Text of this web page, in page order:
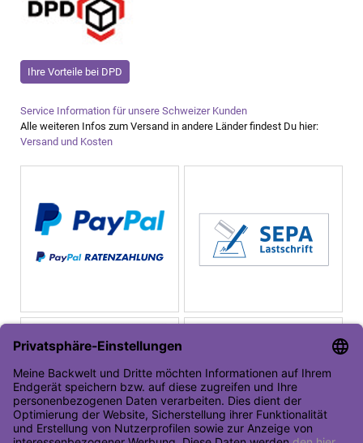
Ihre Vorteile bei DPD
Service Information für unsere Schweizer Kunden
Alle weiteren Infos zum Versand in andere Länder findest Du hier:
Versand und Kosten